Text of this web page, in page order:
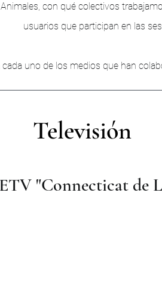
con qué colectivos
usuarios que participan en las
cada uno de los medios que han
Televisión
"Connecticat de